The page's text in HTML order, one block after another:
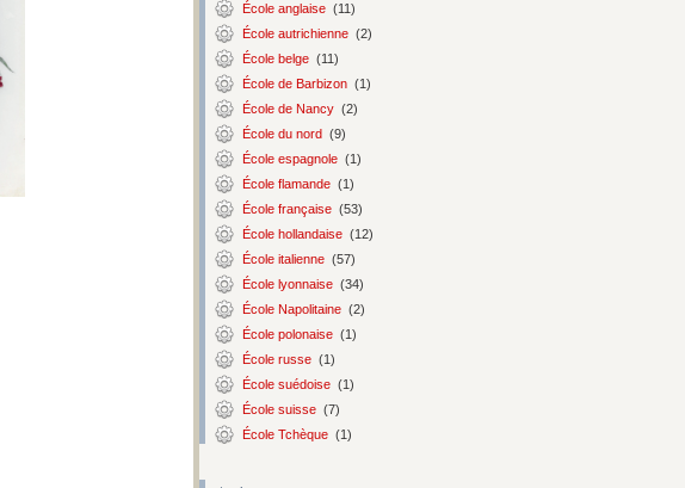
École anglaise (11)
École autrichienne (2)
École belge (11)
École de Barbizon (1)
École de Nancy (2)
École du nord (9)
École espagnole (1)
École flamande (1)
École française (53)
École hollandaise (12)
École italienne (57)
École lyonnaise (34)
École Napolitaine (2)
École polonaise (1)
École russe (1)
École suédoise (1)
École suisse (7)
École Tchèque (1)